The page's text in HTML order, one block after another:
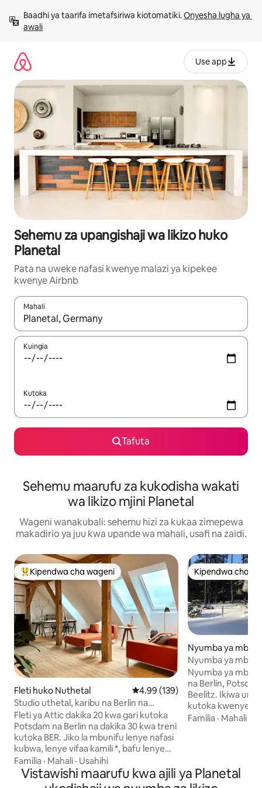
kwenda
kwenye
Baadhi ya taarifa imetafsiriwa kiotomatiki. Onyesha lugha ya
awali
Use app
Sehemu za upangishaji wa likizo huko
Planetal
Pata na uweke nafasi kwenye malazi ya kipekee
kwenye Airbnb
Mahali
Wakati matokeo yanapatikana, vinjari kwa kutumia vitufe vya
Kuingia
Kutoka
Tafuta
Sehemu maarufu za kukodisha wakati
wa likizo mjini Planetal
Wageni wanakubali: sehemu hizi za kukaa zimepewa
makadirio ya juu kwa upande wa mahali, usafi na zaidi.
Kipendwa maarufu cha wageni
Kipendwa cha wageni
Fleti huko Nuthetal Ukadiriaji wa wastani wa 4.99
4.99 (139)
Studio uthetal, karibu na Berlin na
Potsdam, maegesho
Fleti ya Attic dakika 20 kwa gari kutoka
Potsdam na Berlin na dakika 30 kwa treni
kutoka BER. Jiko la mbunifu lenye nafasi
kubwa, lenye vifaa kamili *, bafu lenye
beseni la kuogea la Agape Vieques na
sinki inayolingana * , chumba cha kulala
chenye kitanda cha mita 2.70 * , chumba
Familia · Mahali · Usahihi
Kipendwa cha
Kipendwa cha
Nyumba ya mbao
Nyumba ya
sauna na bwawa
Nyumba ya
na Berlin,
Beelitz. Ikiwa
kutoka kwenye
unataka kuwa na
wa chumvi ya
kuogelea la
Familia · Mahali
Vistawishi maarufu kwa ajili ya Planetal